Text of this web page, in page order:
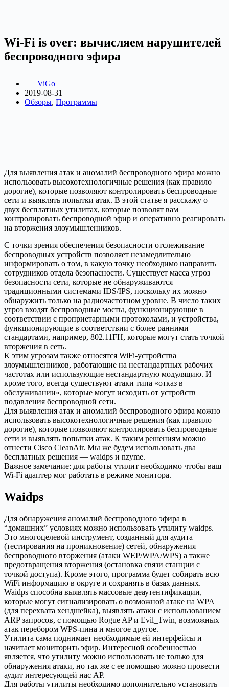
Wi-Fi is over: вычисляем нарушителей
беспроводного эфира
ViGo
2019-08-31
Обзоры, Программы
Для выявления атак и аномалий беспроводного эфира можно
использовать высокотехнологичные решения (как правило
дорогие), которые позволяют контролировать беспроводные
сети и выявлять попытки атак. В этой статье я расскажу о
двух бесплатных утилитах, которые позволят вам
контролировать беспроводной эфир и оперативно реагировать
на вторжения злоумышленников.
С точки зрения обеспечения безопасности отслеживание
беспроводных устройств позволяет незамедлительно
информировать о том, в какую точку необходимо направить
сотрудников отдела безопасности. Существует масса угроз
безопасности сети, которые не обнаруживаются
традиционными системами IDS/IPS, поскольку их можно
обнаружить только на радиочастотном уровне. В число таких
угроз входят беспроводные мосты, функционирующие в
соответствии с проприетарными протоколами, и устройства,
функционирующие в соответствии с более ранними
стандартами, например, 802.11FH, которые могут стать точкой
вторжения в сеть.
К этим угрозам также относятся WiFi-устройства
злоумышленников, работающие на нестандартных рабочих
частотах или использующие нестандартную модуляцию. И
кроме того, всегда существуют атаки типа «отказ в
обслуживании», которые могут исходить от устройств
подавления беспроводной сети.
Для выявления атак и аномалий беспроводного эфира можно
использовать высокотехнологичные решения (как правило
дорогие), которые позволяют контролировать беспроводные
сети и выявлять попытки атак. К таким решениям можно
отнести Cisco CleanAir. Мы же будем использовать два
бесплатных решения — waidps и nzyme.
Важное замечание: для работы утилит необходимо чтобы ваш
Wi-Fi адаптер мог работать в режиме монитора.
Waidps
Для обнаружения аномалий беспроводного эфира в
“домашних” условиях можно использовать утилиту waidps.
Это многоцелевой инструмент, созданный для аудита
(тестирования на проникновение) сетей, обнаружения
беспроводного вторжения (атаки WEP/WPA/WPS) а также
предотвращения вторжения (остановка связи станции с
точкой доступа). Кроме этого, программа будет собирать всю
WiFi информацию в округе и сохранять в базах данных.
Waidps способна выявлять массовые деаутентификации,
которые могут сигнализировать о возможной атаке на WPA
(для перехвата хендшейка), выявлять атаки с использованием
ARP запросов, с помощью Rogue AP и Evil_Twin, возможных
атак перебором WPS-пина и многое другое.
Утилита сама поднимает необходимые ей интерфейсы и
начитает мониторить эфир. Интересной особенностью
является, что утилиту можно использовать не только для
обнаружения атаки, но так же с ее помощью можно провести
аудит интересующей нас AP.
Для работы утилиты необходимо дополнительно установить